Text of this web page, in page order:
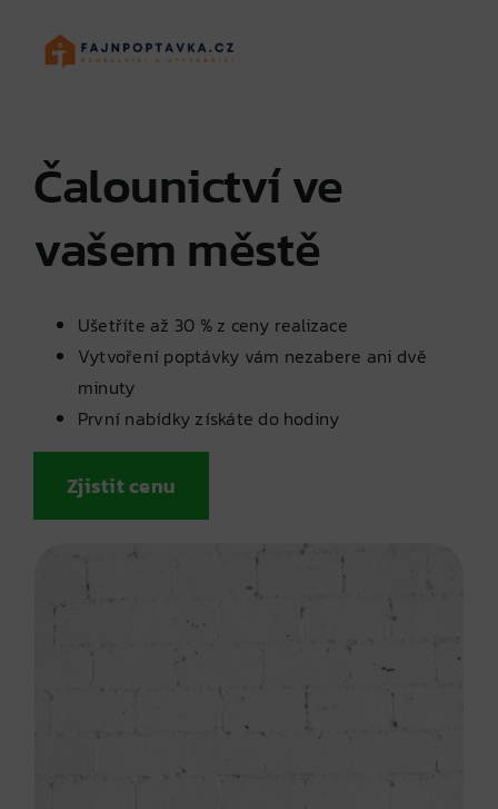
Čalounictví ve
vašem městě
Ušetříte až 30 % z ceny realizace
Vytvoření poptávky vám nezabere ani dvě
minuty
První nabídky získáte do hodiny
Zjistit cenu